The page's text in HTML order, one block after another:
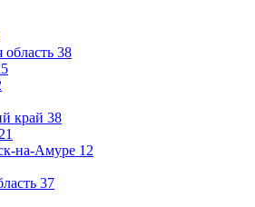
область 38
край 38
21
на-Амуре 12
37